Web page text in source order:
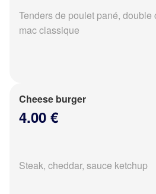
Tenders de poulet pané, double
mac classique
Cheese burger
4.00 €
Steak, cheddar, sauce ketchup